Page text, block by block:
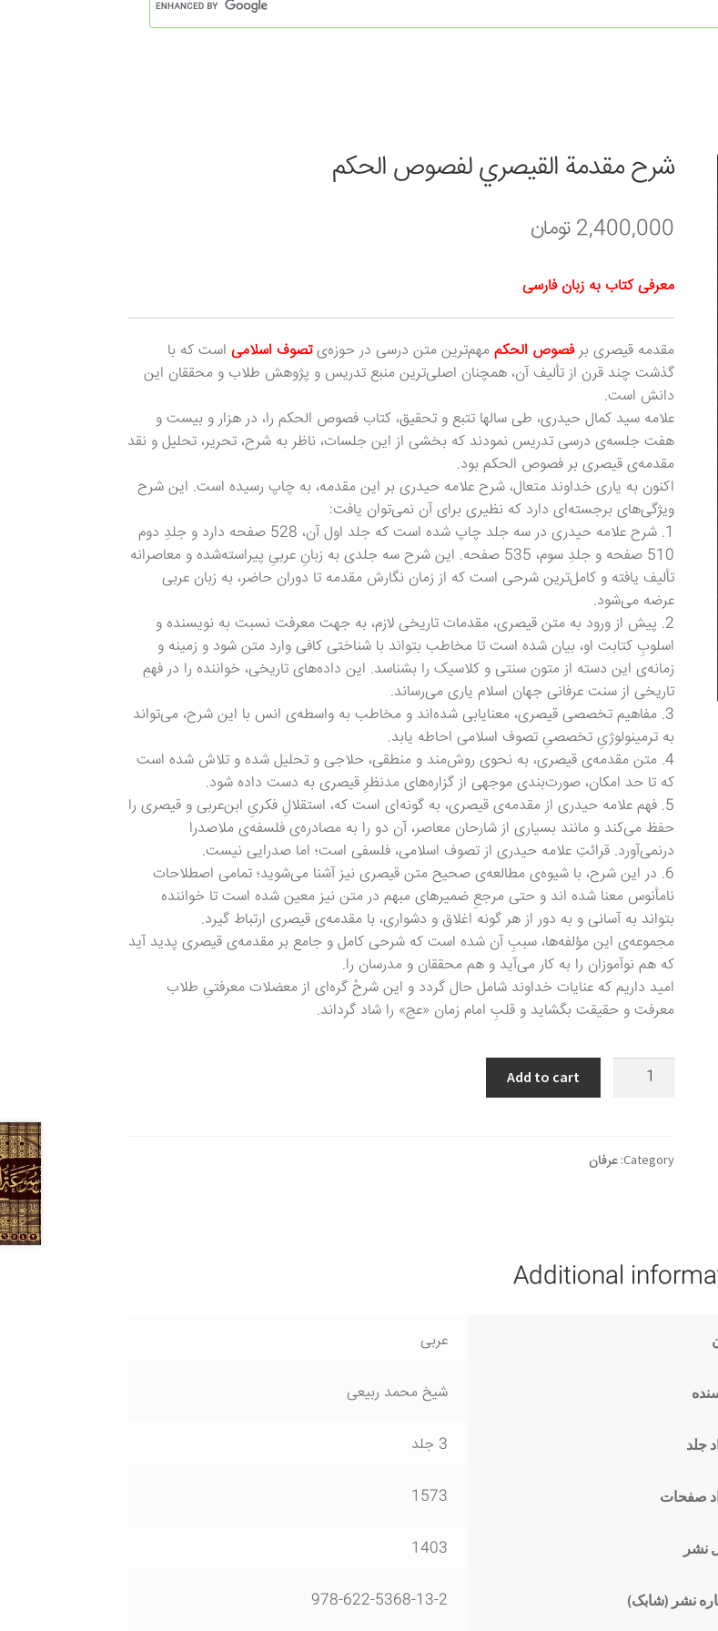
شرح مقدمة القیصري لفصوص الحکم
2,400,000تومان
معرفی کتاب به زبان فارسی
مقدمه قیصری برفصوص الحکممهم‌ترین متن درسی در حوزه‌یتصوف اسلامیاست که با
گذشت چند قرن از تألیف آن، همچنان اصلی‌ترین منبع تدریس و پژوهش طلاب و محققان این
دانش است.
علامه سید کمال حیدری، طی سالها تتبع و تحقیق، کتاب فصوص الحکم را، در هزار و بیست و
هفت جلسه‌ی درسی تدریس نمودند که بخشی از این جلسات، ناظر به شرح، تحریر، تحلیل و نقد
مقدمه‌ی قیصری بر فصوص الحکم بود.
اکنون به یاری خداوند متعال، شرح علامه حیدری بر این مقدمه، به چاپ رسیده است. این شرح
ویژگی‌های برجسته‌ای دارد که نظیری برای آن نمی‌توان یافت:
1. شرح علامه حیدری در سه جلد چاپ شده است که جلد اول آن، 528 صفحه دارد و جلدِ دوم
510 صفحه و جلدِ سوم، 535 صفحه. این شرح سه جلدی به زبانِ عربیِ پیراسته‌شده و معاصرانه
تألیف یافته و کامل‌ترین شرحی است که از زمان نگارش مقدمه تا دوران حاضر، به زبان عربی
عرضه می‌شود.
2. پیش از ورود به متن قیصری، مقدمات تاریخی لازم، به جهت معرفت نسبت به نویسنده و
اسلوبِ کتابت او، بیان شده است تا مخاطب بتواند با شناختی کافی وارد متن شود و زمینه و
زمانه‌ی این دسته از متون سنتی و کلاسیک را بشناسد. این داده‌های تاریخی، خواننده را در فهمِ
تاریخی از سنت عرفانی جهان اسلام یاری می‌رساند.
3. مفاهیم تخصصی قیصری، معنایابی شده‌اند و مخاطب به واسطه‌ی انس با این شرح، می‌تواند
به ترمینولوژیِ تخصصیِ تصوف اسلامی احاطه یابد.
4. متن مقدمه‌ی قیصری، به نحوی روش‌مند و منطقی، حلاجی و تحلیل شده و تلاش شده است
که تا حد امکان، صورت‌بندی موجهی از گزاره‌های مدنظرِ قیصری به‌ دست داده شود.
5. فهم علامه حیدری از مقدمه‌ی قیصری، به گونه‌ای است که، استقلالِ فکریِ ابن‌عربی و قیصری را
حفظ می‌کند و مانند بسیاری از شارحان معاصر، آن‌ دو را به مصادره‌ی فلسفه‌ی ملاصدرا
درنمی‌آورد. قرائتِ علامه حیدری از تصوف اسلامی، فلسفی است؛ اما صدرایی نیست.
6. در این شرح، با شیوه‌ی مطالعه‌ی صحیح متن قیصری نیز آشنا می‌شوید؛ تمامی اصطلاحات
نامأنوس معنا شده اند و حتی مرجعِ ضمیر‌های مبهم در متن نیز معین شده است تا خواننده
بتواند به آسانی و به دور از هر گونه اغلاق و دشواری، با مقدمه‌ی قیصری ارتباط گیرد.
مجموعه‌ی این مؤلفه‌ها، سببِ آن شده است که شرحی کامل و جامع بر مقدمه‌ی قیصری پدید آید
که هم نوآموزان را به کار می‌آید و هم محققان و مدرسان را.
امید داریم که عنایات خداوند شامل حال گردد و این شرحْ گره‌ای از معضلات معرفتیِ طلاب
معرفت و حقیقت بگشاید و قلبِ امام زمان «عج» را شاد گرداند.
شرح
الحکم
Add to cart
Category: عرفان
Additional
عربی
شیخ محمد ربیعی
جلد 3 جلد
صفحات 1573
نشر 1403
نشر (شابک) 978-622-5368-13-2